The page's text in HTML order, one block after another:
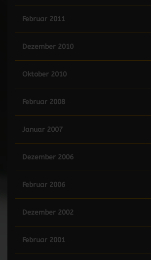
Februar 2011
Dezember 2010
Oktober 2010
Februar 2008
Januar 2007
Dezember 2006
Februar 2006
Dezember 2002
Februar 2001